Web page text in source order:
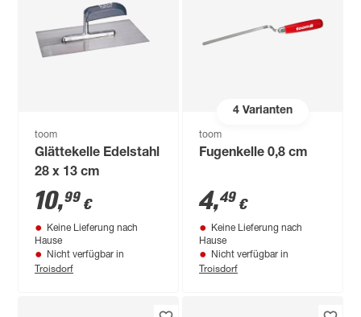
toom
Glättekelle Edelstahl
28 x 13 cm
10,99 €
Keine Lieferung nach
Hause
Nicht verfügbar in
Troisdorf
4Varianten
toom
Fugenkelle 0,8 cm
4,49 €
Keine Lieferung nach
Hause
Nicht verfügbar in
Troisdorf